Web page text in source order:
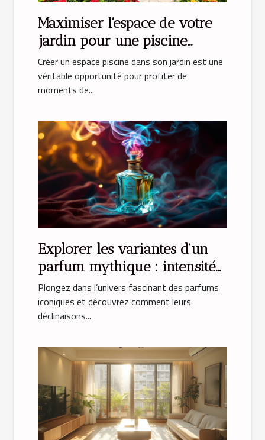
Maximiser l'espace de votre
jardin pour une piscine
parfaite
Créer un espace piscine dans son jardin est une
véritable opportunité pour profiter de
moments de...
Explorer les variantes d'un
parfum mythique : intensité
et émotion
Plongez dans l’univers fascinant des parfums
iconiques et découvrez comment leurs
déclinaisons...